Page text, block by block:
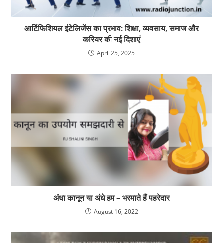
आर्टिफिशियल इंटेलिजेंस का प्रभाव: शिक्षा, व्यवसाय, समाज और
करियर की नई दिशाएं
April 25, 2025
अंधा कानून या अंधे हम – भरमाते हैं पहरेदार
August 16, 2022